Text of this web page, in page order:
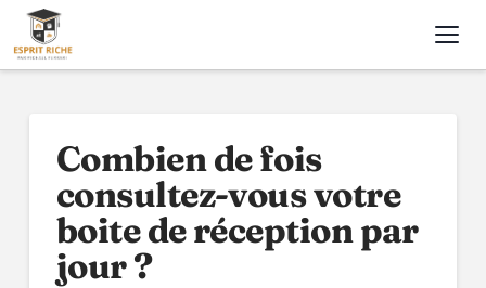
Combien de fois
consultez-vous votre
boite de réception par
jour ?